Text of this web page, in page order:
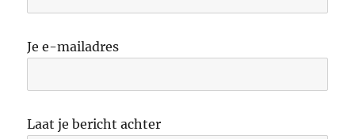
Je e-mailadres
Laat je bericht achter